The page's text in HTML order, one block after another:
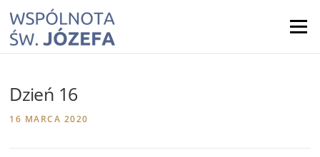
content
Menu
Dzień 16
16 MARCA 2020